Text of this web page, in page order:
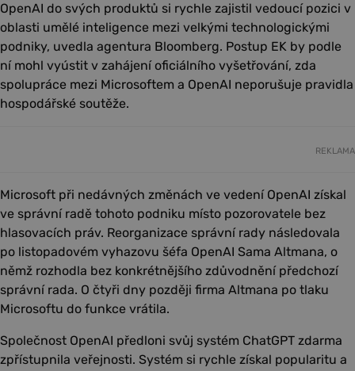
OpenAI do svých produktů si rychle zajistil vedoucí pozici v
oblasti umělé inteligence mezi velkými technologickými
podniky, uvedla agentura Bloomberg. Postup EK by podle
ní mohl vyústit v zahájení oficiálního vyšetřování, zda
spolupráce mezi Microsoftem a OpenAI neporušuje pravidla
hospodářské soutěže.
REKLAMA
Microsoft při nedávných změnách ve vedení OpenAI získal
ve správní radě tohoto podniku místo pozorovatele bez
hlasovacích práv. Reorganizace správní rady následovala
po listopadovém vyhazovu šéfa OpenAI Sama Altmana, o
němž rozhodla bez konkrétnějšího zdůvodnění předchozí
správní rada. O čtyři dny později firma Altmana po tlaku
Microsoftu do funkce vrátila.
Společnost OpenAI předloni svůj systém ChatGPT zdarma
zpřístupnila veřejnosti. Systém si rychle získal popularitu a